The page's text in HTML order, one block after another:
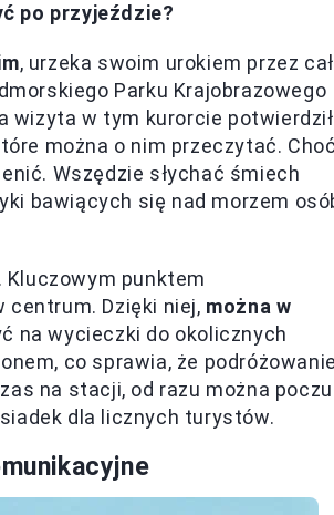
po przyjeździe?
, urzeka swoim urokiem przez
Parku Krajobrazowego
wizyta w tym kurorcie
można o nim przeczytać.
Wszędzie słychać śmiech
bawiących się nad morzem
Kluczowym punktem
Dzięki niej, można w
na wycieczki do okolicznych
co sprawia, że
na stacji, od razu można
dla licznych turystów.